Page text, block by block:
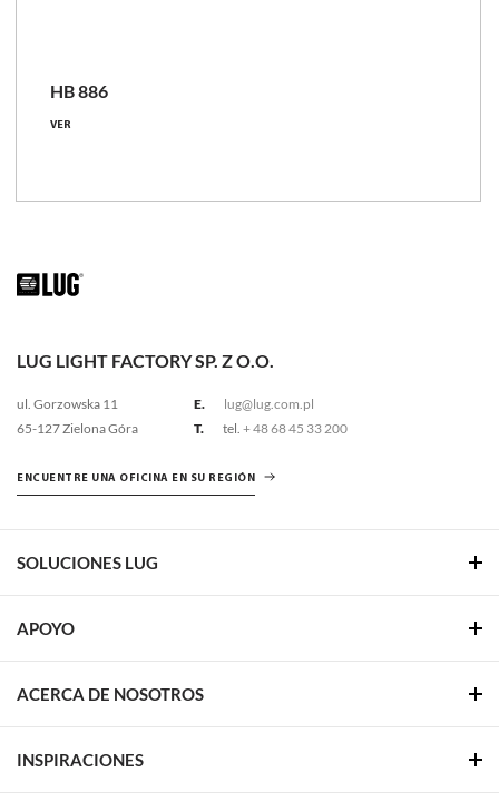
HB 886
VER
LUG LIGHT FACTORY SP. Z O.O.
ul. Gorzowska 11
65-127 Zielona Góra
E.
lug@lug.com.pl
T.
tel. + 48 68 45 33 200
ENCUENTRE UNA OFICINA EN SU REGIÓN
SOLUCIONES LUG
APOYO
ACERCA DE NOSOTROS
INSPIRACIONES